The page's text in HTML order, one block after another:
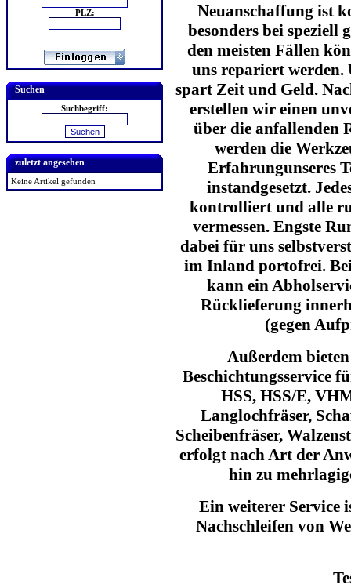
PLZ:
Suchen
Suchbegriff:
zuletzt angesehen
Keine Artikel gefunden
Neuanschaffung ist
besonders bei speziell
den meisten Fällen
uns repariert
spart Zeit und Geld.
erstellen wir einen
über die anfallenden
werden die
Erfahrungunseres
instandgesetzt.
kontrolliert und alle
vermessen. Engste
dabei für uns
im Inland portofrei.
kann ein
Rücklieferung
(gegen
Außerdem
Beschichtungsservice
HSS, HSS/E,
Langlochfräser,
Scheibenfräser,
erfolgt nach Art der
hin zu
Ein weiterer Service
Nachschleifen von